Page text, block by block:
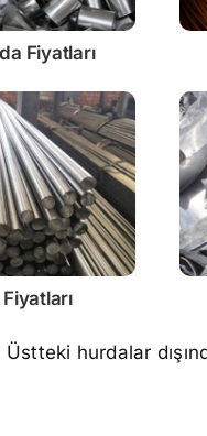
Fiyatları
Üstteki hurdalar